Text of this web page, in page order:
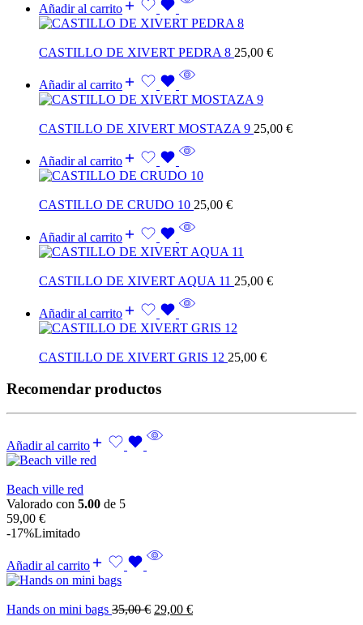
Añadir al carrito
CASTILLO DE XIVERT PEDRA 8 25,00 €
Añadir al carrito
CASTILLO DE XIVERT MOSTAZA 9 25,00 €
Añadir al carrito
CASTILLO DE CRUDO 10 25,00 €
Añadir al carrito
CASTILLO DE XIVERT AQUA 11 25,00 €
Añadir al carrito
CASTILLO DE XIVERT GRIS 12 25,00 €
Recomendar productos
Añadir al carrito
Beach ville red
Valorado con 5.00 de 5
59,00 €
-17%Limitado
Añadir al carrito
Hands on mini bags 35,00€ 29,00 €